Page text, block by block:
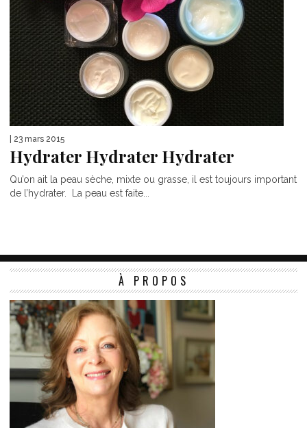
| 23 mars 2015
Hydrater Hydrater Hydrater
Qu’on ait la peau sèche, mixte ou grasse, il est toujours important
de l’hydrater. La peau est faite...
À PROPOS